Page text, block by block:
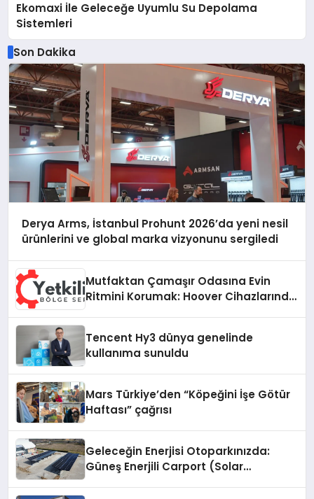
Ekomaxi İle Geleceğe Uyumlu Su Depolama
Sistemleri
Son Dakika
Derya Arms, İstanbul Prohunt 2026’da yeni nesil
ürünlerini ve global marka vizyonunu sergiledi
Mutfaktan Çamaşır Odasına Evin
Ritmini Korumak: Hoover Cihazlarında
Tencent Hy3 dünya genelinde
kullanıma sunuldu
Mars Türkiye’den “Köpeğini İşe Götür
Haftası” çağrısı
Geleceğin Enerjisi Otoparkınızda:
Güneş Enerjili Carport (Solar